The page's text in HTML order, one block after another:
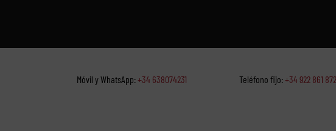
Móvil y WhatsApp:+34 638074231 Teléfono fijo:+34 922 861 872